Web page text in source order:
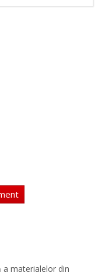
a materialelor din